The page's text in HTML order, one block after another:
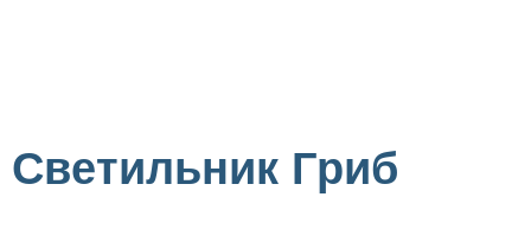
Светильник Гриб